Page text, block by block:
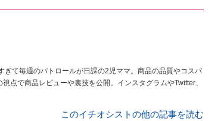
て毎週のパトロールが日課の2児ママ。商品の品質やコスパ
点で商品レビューや裏技を公開。インスタグラムやTwitter、
このイチオシストの他の記事を読む